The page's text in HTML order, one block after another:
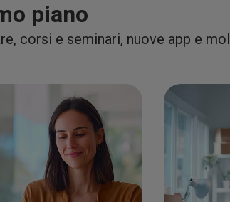
piano
corsi e seminari, nuove app e